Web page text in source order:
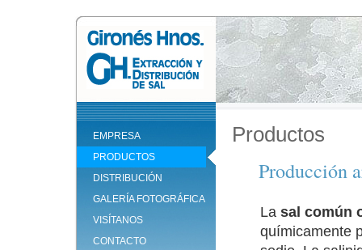
EMPRESA
PRODUCTOS
DISTRIBUCIÓN
GALERÍA FOTOGRÁFICA
VISÍTANOS
CONTACTO
Productos
Producción
La sal común
químicamente